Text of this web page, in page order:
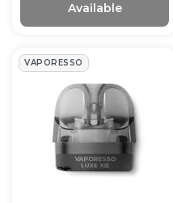
Available
VAPORESSO